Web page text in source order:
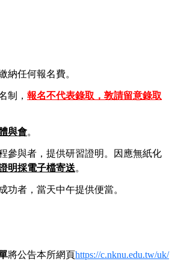
納任何報名費。
制， 報名不代表錄取，敦請留意錄取
與會。
參與者，提供研習證明。因應無紙化
明採電子檔寄送。
功者，當天中午提供便當。
將公告本所網頁https://c.nknu.edu.tw/uk/